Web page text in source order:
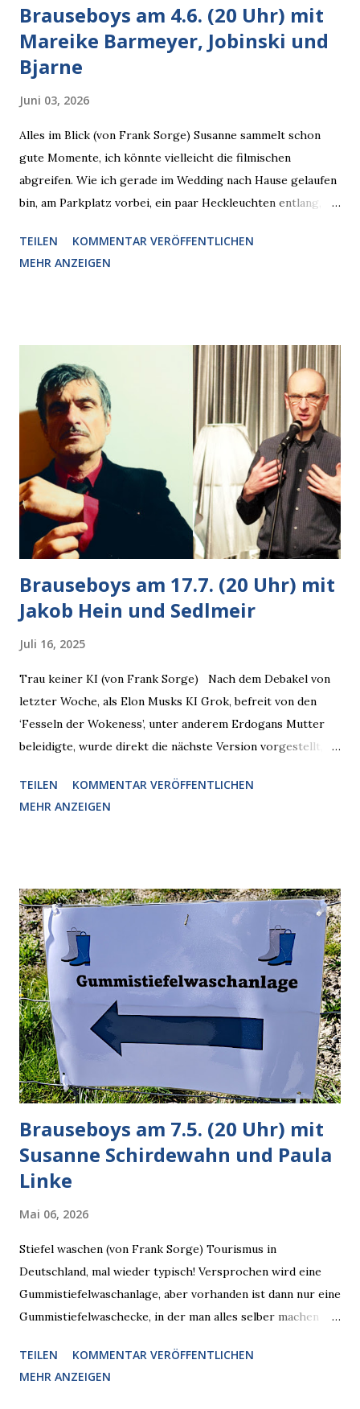
Brauseboys am 4.6. (20 Uhr) mit
Mareike Barmeyer, Jobinski und
Bjarne
Juni 03, 2026
Alles im Blick (von Frank Sorge) Susanne sammelt schon
gute Momente, ich könnte vielleicht die filmischen
abgreifen. Wie ich gerade im Wedding nach Hause gelaufen
bin, am Parkplatz vorbei, ein paar Heckleuchten entlang, als
den Blick kam, mit verlockend frisch leuchtenden
Pizzastücken. Von links pirschte sich eine Krähe an das
Krähe und ihn an, er die Krähe und mich, wir lächelten
gleichzeitig amüsiert. “Vorsicht!”, sagte ich zu ihm, “im
Wedding muss man immer aufpassen!” “Mach ich!”,
bestätigte der freundliche Nachbar, "Hab alles im Blick!”
Wir fixierten die ertappte Krähe, die sich zurückzog.
Heute ging sie leer aus, Abspann, Ende. Die Brauseboys am
Donnerstag, 4.6. (20 Uhr) Mit Mareike Barmeyer , Jobinski
und Bjarne Haus der Sinne (Ystader St...
TEILEN
KOMMENTAR VERÖFFENTLICHEN
MEHR ANZEIGEN
Brauseboys am 17.7. (20 Uhr) mit
Jakob Hein und Sedlmeir
Juli 16, 2025
Trau keiner KI (von Frank Sorge) Nach dem Debakel von
letzter Woche, als Elon Musks KI Grok, befreit von den
‘Fesseln der Wokeness’, unter anderem Erdogans Mutter
beleidigte, wurde direkt die nächste Version vorgestellt,
radikalisierte, weil sie ohnehin kurz vor dem Austausch
stand. Das ist sogar recht logisch, aber nicht, um den
unauffälliger machen muss, damit die KI rechtslastig
argumentiert. So wird jetzt berichtet, dass der neue Grok
bei diversen Anfragen zu kontroversen Themen auf dem
Weg zu einer Antwort erst einmal Elons eigene Sicht der
Dinge auf Twitter abfragen und entscheidend relevant
verarbeiten muss. Das ist lächerlich und gefährlich
zugleich. Denn eine Information fehlt noch, Grok soll
künftig in den US-amerikanischen Behörden mitarbeiten,
zuvord...
TEILEN
KOMMENTAR VERÖFFENTLICHEN
MEHR ANZEIGEN
Brauseboys am 7.5. (20 Uhr) mit
Susanne Schirdewahn und Paula
Linke
Mai 06, 2026
Stiefel waschen (von Frank Sorge) Tourismus in
Deutschland, mal wieder typisch! Versprochen wird eine
Gummistiefelwaschanlage, aber vorhanden ist dann nur eine
Gummistiefelwaschecke, in der man alles selber machen
Susanne Schirdewahn und Paula Linke Haus der Sinne
(Ystader Str. 10) Es war ein schöner Ausflug in den
TEILEN
KOMMENTAR VERÖFFENTLICHEN
MEHR ANZEIGEN